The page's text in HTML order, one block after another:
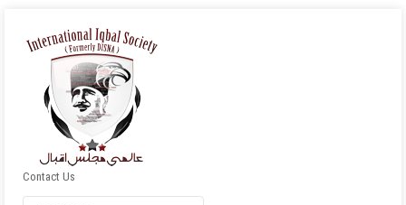
Contact Us